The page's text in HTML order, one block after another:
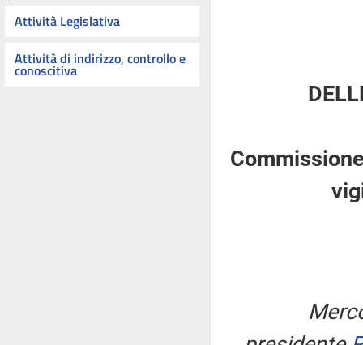
Attività Legislativa
Attività di indirizzo, controllo e
conoscitiva